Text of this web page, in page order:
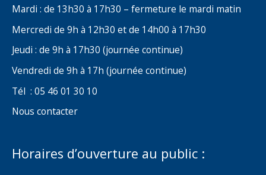
Mardi : de 13h30 à 17h30 – fermeture le mardi matin
Mercredi de 9h à 12h30 et de 14h00 à 17h30
Jeudi : de 9h à 17h30 (journée continue)
Vendredi de 9h à 17h (journée continue)
Tél : 05 46 01 30 10
Nous contacter
Horaires d’ouverture au public :